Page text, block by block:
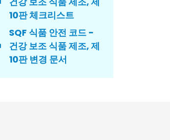
10판 체크리스트
SQF 식품 안전 코드 -
건강 보조 식품 제조, 제
10판 변경 문서